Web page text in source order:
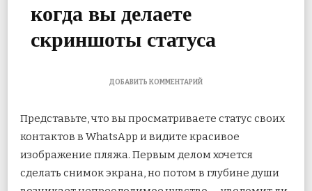
когда вы делаете
скриншоты статуса
ДОБАВИТЬ КОММЕНТАРИЙК
ЛИ
КОГДА
ВЫ
СКРИНШОТЫ
СТАТУСА
Представьте, что вы просматриваете статус своих
контактов в WhatsApp и видите красивое
изображение пляжа. Первым делом хочется
сделать снимок экрана, но потом в глубине души